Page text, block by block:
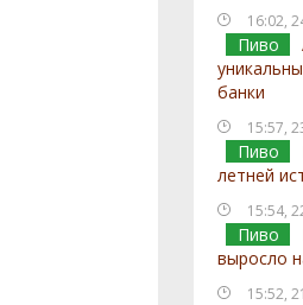
16:02,
Пиво
банки
15:57,
Пиво
летней
15:54,
Пиво
выросло
15:52,